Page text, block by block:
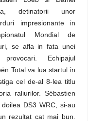
detinatorii unor
impresionante in
Mondial de
se afla in fata unei
Echipajul
Total va lua startul in
cel de-al 8-lea titlu
raliurilor. Sébastien
DS3 WRC, si-au
rezultat cat mai bun.